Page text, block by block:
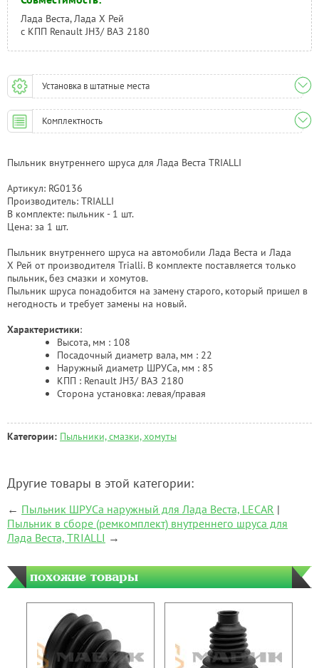
Лада Веста, Лада Х Рей
с КПП Renault JH3/ ВАЗ 2180
Установка в штатные места
Комплектность
Пыльник внутреннего шруса для Лада Веста TRIALLI
Артикул: RG0136
Производитель: TRIALLI
В комплекте: пыльник - 1 шт.
Цена: за 1 шт.
Пыльник внутреннего шруса на автомобили Лада Веста и Лада
Х Рей от производителя Trialli. В комплекте поставляется только
пыльник, без смазки и хомутов.
Пыльник шруса понадобится на замену старого, который пришел в
негодность и требует замены на новый.
Характеристики:
Высота, мм : 108
Посадочный диаметр вала, мм : 22
Наружный диаметр ШРУСа, мм : 85
КПП : Renault JH3/ ВАЗ 2180
Сторона установка: левая/правая
Категории: Пыльники, смазки, хомуты
Другие товары в этой категории:
← Пыльник ШРУСа наружный для Лада Веста, LECAR |
Пыльник в сборе (ремкомплект) внутреннего шруса для
Лада Веста, TRIALLI →
похожие товары